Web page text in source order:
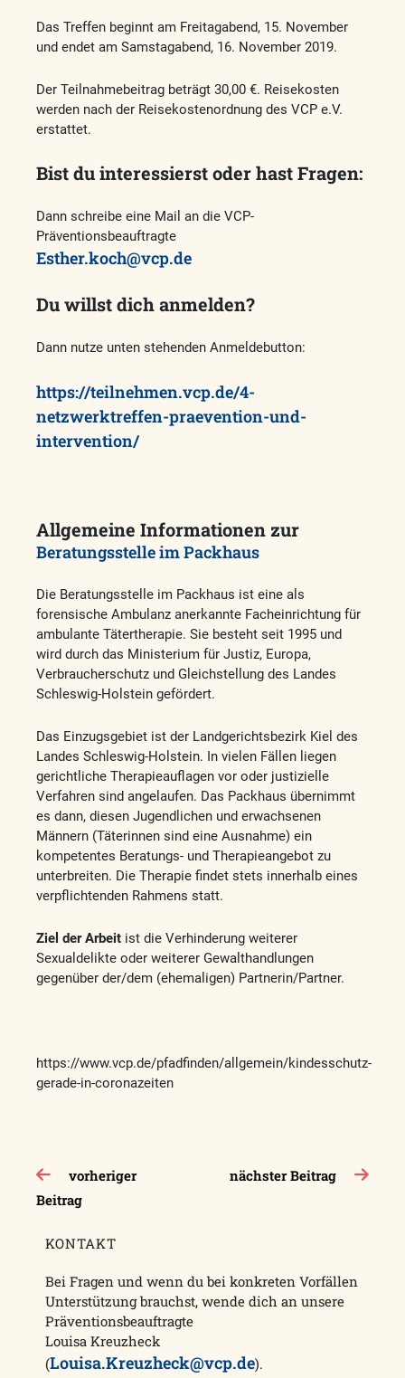
Das Treffen beginnt am Freitagabend, 15. November
und endet am Samstagabend, 16. November 2019.
Der Teilnahmebeitrag beträgt 30,00 €. Reisekosten
werden nach der Reisekostenordnung des VCP e.V.
erstattet.
Bist du interessierst oder hast Fragen:
Dann schreibe eine Mail an die VCP-
Präventionsbeauftragte
Esther.koch@vcp.de
Du willst dich anmelden?
Dann nutze unten stehenden Anmeldebutton:
https://teilnehmen.vcp.de/4-
netzwerktreffen-praevention-und-
intervention/
Allgemeine Informationen zur
Beratungsstelle im Packhaus
Die Beratungsstelle im Packhaus ist eine als
forensische Ambulanz anerkannte Facheinrichtung für
ambulante Tätertherapie. Sie besteht seit 1995 und
wird durch das Ministerium für Justiz, Europa,
Verbraucherschutz und Gleichstellung des Landes
Schleswig-Holstein gefördert.
Das Einzugsgebiet ist der Landgerichtsbezirk Kiel des
Landes Schleswig-Holstein. In vielen Fällen liegen
gerichtliche Therapieauflagen vor oder justizielle
Verfahren sind angelaufen. Das Packhaus übernimmt
es dann, diesen Jugendlichen und erwachsenen
Männern (Täterinnen sind eine Ausnahme) ein
kompetentes Beratungs- und Therapieangebot zu
unterbreiten. Die Therapie findet stets innerhalb eines
verpflichtenden Rahmens statt.
Ziel der Arbeit ist die Verhinderung weiterer
Sexualdelikte oder weiterer Gewalthandlungen
gegenüber der/dem (ehemaligen) Partnerin/Partner.
https://www.vcp.de/pfadfinden/allgemein/kindesschutz-
gerade-in-coronazeiten
Beitragsnavigation
vorheriger
Beitrag
nächster Beitrag
KONTAKT
Bei Fragen und wenn du bei konkreten Vorfällen
Unterstützung brauchst, wende dich an unsere
Präventionsbeauftragte
Louisa Kreuzheck
(Louisa.Kreuzheck@vcp.de).